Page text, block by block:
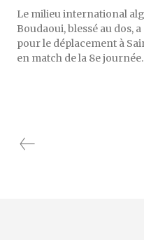
Le milieu international
Boudaoui, blessé au dos,
pour le déplacement à
en match de la 8e